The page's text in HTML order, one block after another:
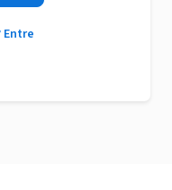
Entre